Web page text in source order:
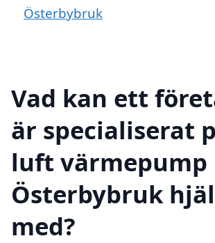
Österbybruk
Vad kan ett
är specialiserat
luft värmepump
Österbybruk
med?